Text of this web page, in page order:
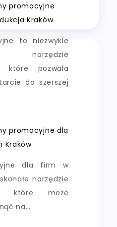
promocyjne
Kraków
to niezwykle
narzędzie
które pozwala
do szerszej
promocyjne dla
Kraków
dla firm w
narzędzie
które może
na…